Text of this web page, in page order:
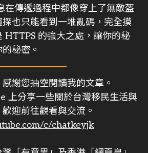
在傳遞過程中都像穿上了無敵盔
也只能看到一堆亂碼，完全摸
HTTPS 的強大之處，讓你的秘
秘密。
謝您抽空閱讀我的文章。
上分享一些關於台灣移民生活與
迎前往觀看與交流。
c/chatkeyjk